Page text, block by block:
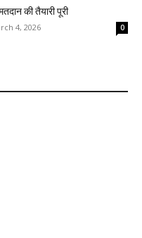
की तैयारी पूरी
4, 2026 0